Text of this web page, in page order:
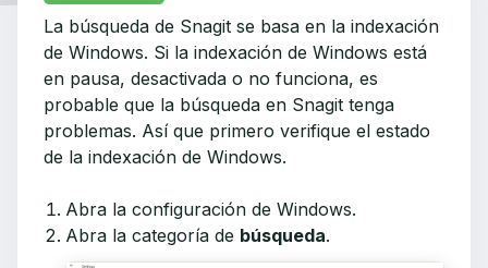
La búsqueda de Snagit se basa en la indexación
de Windows. Si la indexación de Windows está
en pausa, desactivada o no funciona, es
probable que la búsqueda en Snagit tenga
problemas. Así que primero verifique el estado
de la indexación de Windows.
Abra la configuración de Windows.
Abra la categoría de búsqueda.